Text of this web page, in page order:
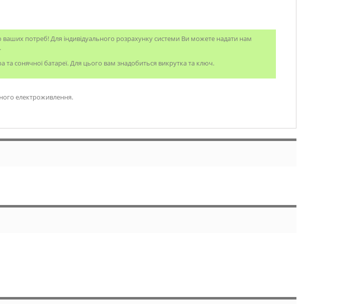
ваших потреб! Для індивідуального розрахунку системи Ви можете надати нам
сонячної батареї. Для цього вам знадобиться викрутка та ключ.
електроживлення.